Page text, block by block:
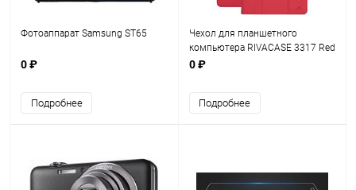
Фотоаппарат Samsung ST65
0 ₽
Подробнее
Чехол для планшетного
компьютера RIVACASE 3317 Red
10.1"
0 ₽
Подробнее